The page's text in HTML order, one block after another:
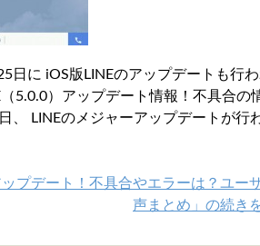
に iOS版LINEのアップデートも行
5.0.0）アップデート情報！不具合の
、 LINEのメジャーアップデートが行
ップデート！不具合やエラーは？ユー
声まとめ」の続き